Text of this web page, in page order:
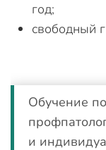
год;
свободный
Обучение
и